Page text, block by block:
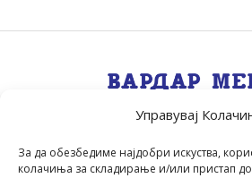
Управувај
За да обезбедиме најдобри искуства,
колачиња за складирање и/или пристап
Квалитет, Стил,